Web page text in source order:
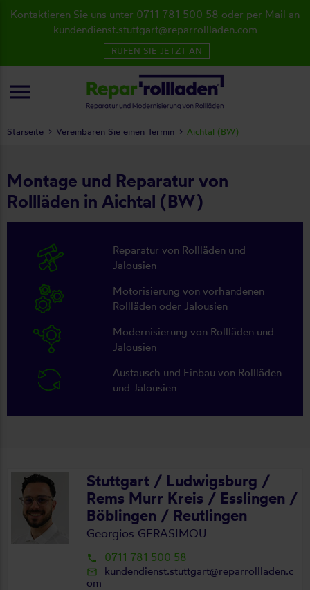
Montage und Reparatur von
Rollläden in Aichtal (BW)
Reparatur von Rollläden und
Jalousien
Motorisierung von vorhandenen
Rollläden oder Jalousien
Modernisierung von Rollläden und
Jalousien
Austausch und Einbau von Rollläden
und Jalousien
Stuttgart / Ludwigsburg /
Rems Murr Kreis / Esslingen /
Böblingen / Reutlingen
Georgios GERASIMOU
local_phone 0711 781 500 58
mail_outline
kundendienst.stuttgart@reparrollladen.c
om
Starseite Vereinbaren Sie einen Termin Aichtal (BW)
Kontaktieren Sie uns unter 0711 781 500 58 oder per Mail an
kundendienst.stuttgart@reparrollladen.com
RUFEN SIE JETZT AN
menu